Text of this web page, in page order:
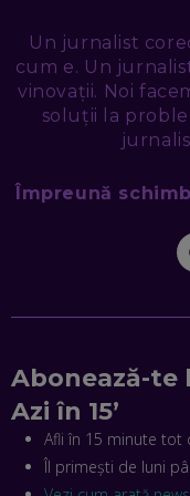
NICOLAE
SEAMA CĂ
CE-AM
EP. 46
LA JOB!
ANTONIO
CRISTIAN
ASIA
ANDREI
Un jurnalist
cum e. Un
vinovații. Noi
soluții la
Împreună
Abonează-te
Azi în 15’
Afli în 15 minute
Îl primești de luni